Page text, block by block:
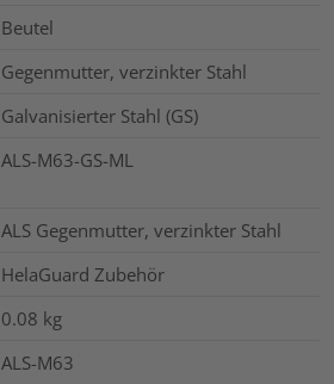
Beutel
Gegenmutter, verzinkter Stahl
Galvanisierter Stahl (GS)
ALS-M63-GS-ML
ALS Gegenmutter, verzinkter Stahl
HelaGuard Zubehör
0.08 kg
ALS-M63